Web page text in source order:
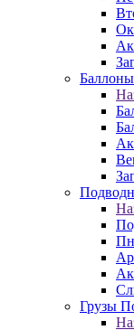
Грузы